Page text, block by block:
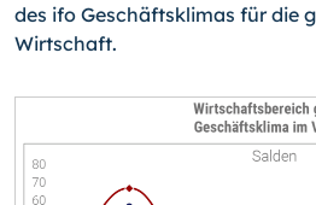
des ifo Geschäftsklimas für die
Wirtschaft.